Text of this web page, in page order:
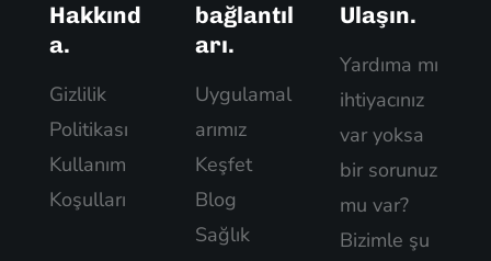
Hakkınd
a.
Gizlilik
Politikası
Kullanım
Koşulları
bağlantıl
arı.
Uygulamal
arımız
Keşfet
Blog
Sağlık
Ulaşın.
Yardıma mı
ihtiyacınız
var yoksa
bir sorunuz
mu var?
Bizimle şu